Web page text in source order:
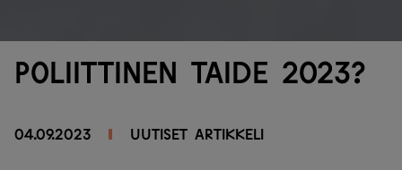
Poliittinen taide 2023?
04.09.2023 UUTISET Artikkeli